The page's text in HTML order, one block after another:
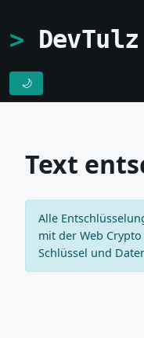
🌙
Text
Alle
mit der Web
Schlüssel und